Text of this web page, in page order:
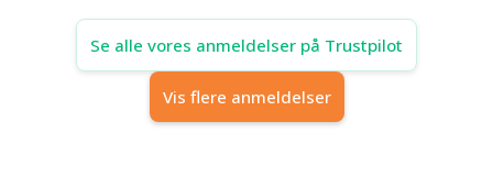
Se alle vores anmeldelser på Trustpilot
Vis flere anmeldelser